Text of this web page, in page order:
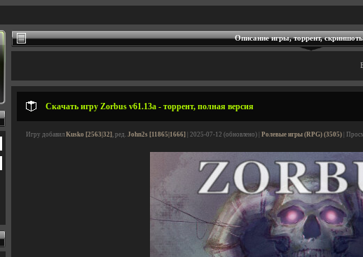
Описание игры, торрент,
Скачать игру Zorbus v61.13a - торрент, полная версия
Игру добавил Kusko [2563|32], ред. John2s [11865|1666] | 2025-07-12 (обновлено) | Ролевые игры (RPG) (3505) |